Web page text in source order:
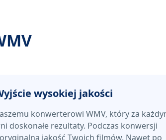
wysokiej jakości
konwerterowi WMV, który za
doskonałe rezultaty. Podczas konwersji
jakość Twoich filmów. Nawet po